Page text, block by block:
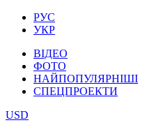
РУС
УКР
ВІДЕО
ФОТО
НАЙПОПУЛЯРНІШІ
СПЕЦПРОЕКТИ
USD